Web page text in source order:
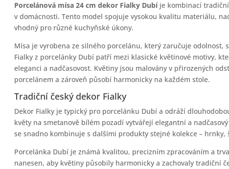
Porcelánová mísa 24 cm dekor Fialky Dubíje kombinací
v domácnosti. Tento model spojuje vysokou kvalitu materiálu,
vhodný pro různé kuchyňské úkony.
Mísa je vyrobena ze silného porcelánu, který zaručuje
Fialky z porcelánky Dubí patří mezi klasické květinové motivy,
eleganci a nadčasovost. Květiny jsou malovány v přirozených
porcelánem a zároveň působí harmonicky na každém stole.
Tradiční český dekor Fialky
Dekor Fialky je typický pro porcelánku Dubí a odráží
květy na smetanově bílém pozadí vytvářejí elegantní a
se snadno kombinuje s dalšími produkty stejné kolekce – hrnky,
Porcelánka Dubí je známá kvalitou, precizním zpracováním a
nanesen, aby květiny působily harmonicky a zachovaly tradiční